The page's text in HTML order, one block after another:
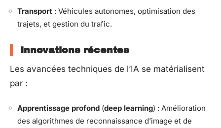
Transport : Véhicules autonomes, optimisation des
trajets, et gestion du trafic.
Innovations récentes
Les avancées techniques de l’IA se matérialisent
par :
Apprentissage profond (deep learning) : Amélioration
des algorithmes de reconnaissance d’image et de